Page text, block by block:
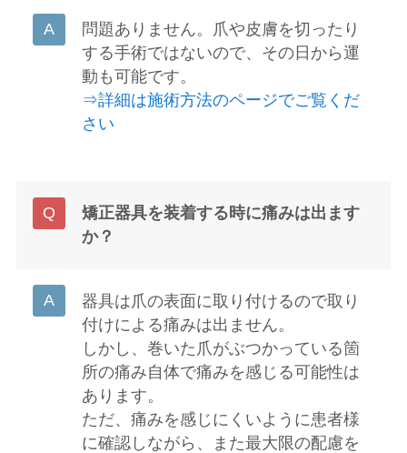
問題ありません。爪や皮膚を切ったり
する手術ではないので、その日から運
動も可能です。
⇒詳細は施術方法のページでご覧くだ
さい
矯正器具を装着する時に痛みは出ます
か？
器具は爪の表面に取り付けるので取り
付けによる痛みは出ません。
しかし、巻いた爪がぶつかっている箇
所の痛み自体で痛みを感じる可能性は
あります。
ただ、痛みを感じにくいように患者様
に確認しながら、また最大限の配慮を